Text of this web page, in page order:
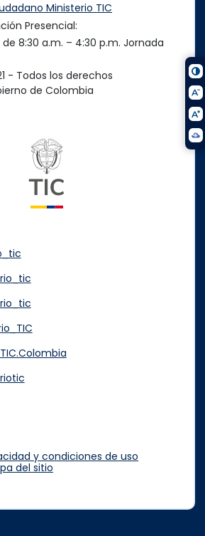
Ministerio TIC
Presencial:
8:30 a.m. – 4:30 p.m. Jornada
- Todos los derechos
de Colombia
y condiciones de uso
del sitio